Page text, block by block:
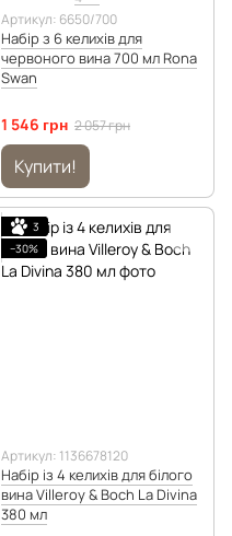
Артикул: 6650/700
Набір з 6 келихів для
червоного вина 700 мл Rona
Swan
1 546 грн 2 057 грн
Купити!
3
−30%
Артикул: 1136678120
Набір із 4 келихів для білого
вина Villeroy & Boch La Divina
380 мл